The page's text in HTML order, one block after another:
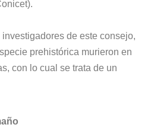
de este consejo,
prehistórica murieron en
con lo cual se trata de un